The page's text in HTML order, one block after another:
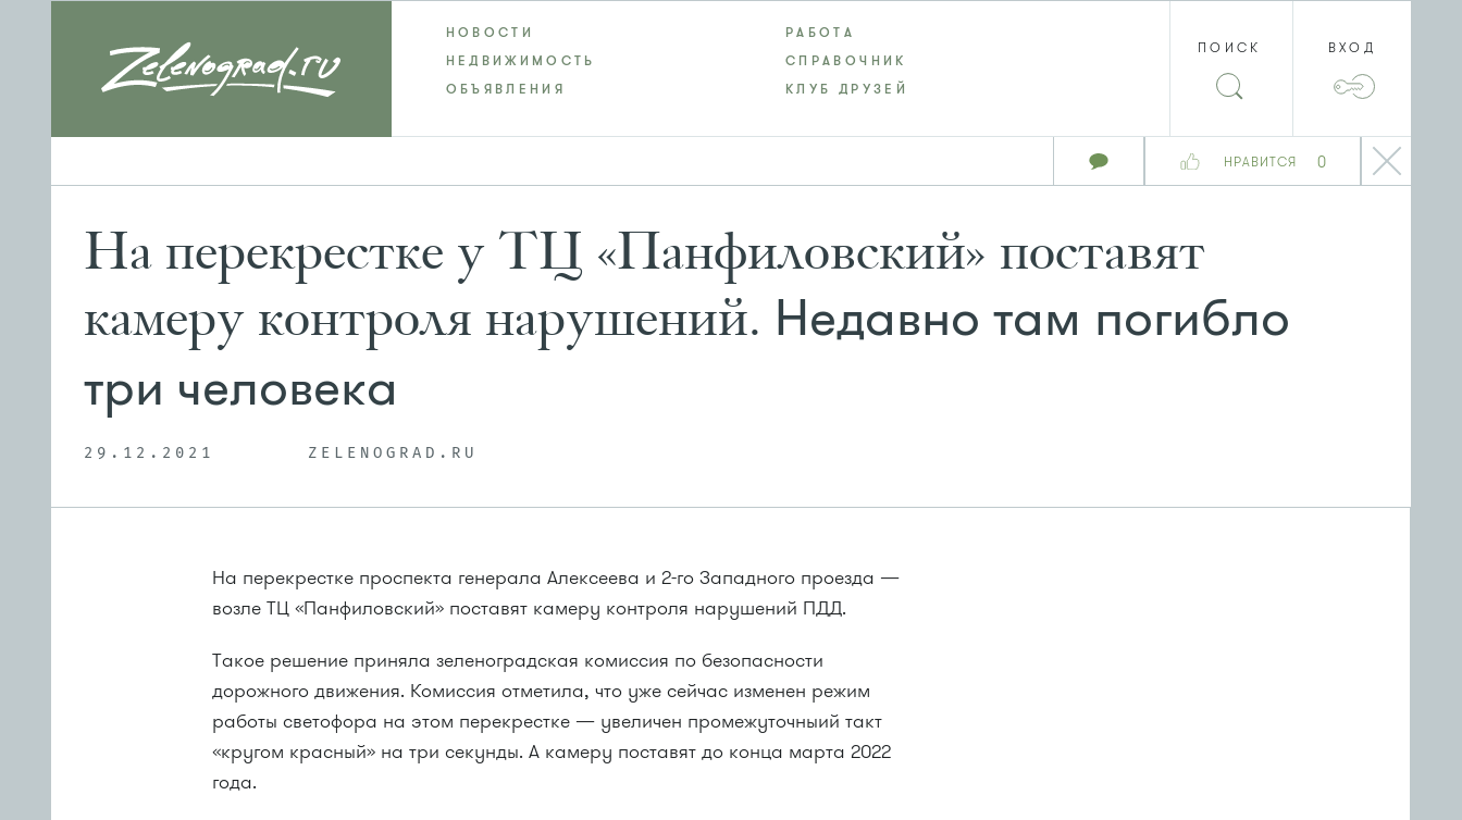
НРАВИТСЯ 0
НОВОСТИ
РАБОТА
НЕДВИЖИМОСТЬ
СПРАВОЧНИК
ОБЪЯВЛЕНИЯ
КЛУБ ДРУЗЕЙ
ПОИСК ВХОД
На перекрестке у ТЦ «Панфиловский» поставят
камеру контроля нарушений. Недавно там погибло
три человека
29.12.2021 ZELENOGRAD.RU
На перекрестке проспекта генерала Алексеева и 2-го Западного проезда —
возле ТЦ «Панфиловский» поставят камеру контроля нарушений ПДД.
Такое решение приняла зеленоградская комиссия по безопасности
дорожного движения. Комиссия отметила, что уже сейчас изменен режим
работы светофора на этом перекрестке — увеличен промежуточныий такт
«кругом красный» на три секунды. А камеру поставят до конца марта 2022
года.